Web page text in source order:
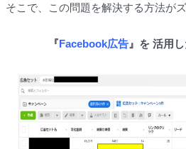
そこで、この問題を解決する方法が
『Facebook広告 』を 活用